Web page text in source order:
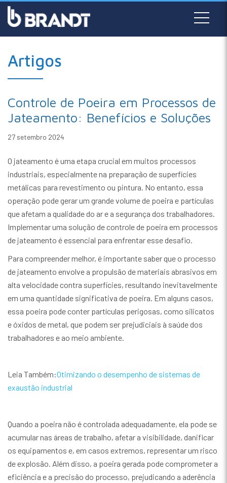
Artigos
Controle de Poeira em Processos de
Jateamento: Benefícios e Soluções
27 setembro 2024
O jateamento é uma etapa crucial em muitos processos
industriais, especialmente na preparação de superfícies
metálicas para revestimento ou pintura. No entanto, essa
operação pode gerar um grande volume de poeira e partículas
que afetam a qualidade do ar e a segurança dos trabalhadores.
Implementar uma solução de controle de poeira em processos
de jateamento é essencial para enfrentar esse desafio.
Para compreender melhor, é importante saber que o processo
de jateamento envolve a propulsão de materiais abrasivos em
alta velocidade contra superfícies, resultando inevitavelmente
em uma quantidade significativa de poeira. Em alguns casos,
essa poeira pode conter partículas perigosas, como silicatos
e óxidos de metal, que podem ser prejudiciais à saúde dos
trabalhadores e ao meio ambiente.
Leia Também:Otimizando o desempenho de sistemas de
exaustão industrial
Quando a poeira não é controlada adequadamente, ela pode se
acumular nas áreas de trabalho, afetar a visibilidade, danificar
os equipamentos e, em casos extremos, representar um risco
de explosão. Além disso, a poeira gerada pode comprometer a
eficiência e a precisão do processo, prejudicando a aderência